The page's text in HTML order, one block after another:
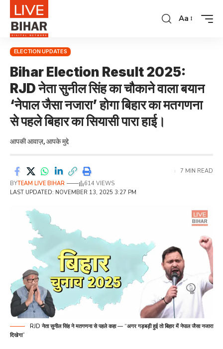
Aa
ELECTION UPDATES
Bihar Election Result 2025:
RJD नेता सुनील सिंह का चौकाने वाला बयान
‘नेपाल जैसा नजारा’ होगा बिहार का मतगणना
से पहले बिहार का सियासी पारा हाई।
आपकी आवाज़, आपके मुद्दे
LAST UPDATED: NOVEMBER 13, 2025 3:27 PM
BYTEAM LIVE BIHAR 614 VIEWS
7 MIN READ
RJD नेता सुनील सिंह ने मतगणना से पहले कहा — “अगर गड़बड़ी हुई तो बिहार में नेपाल जैसा नजारा
दिखेगा”